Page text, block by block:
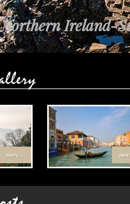
Northern Ireland-
more...